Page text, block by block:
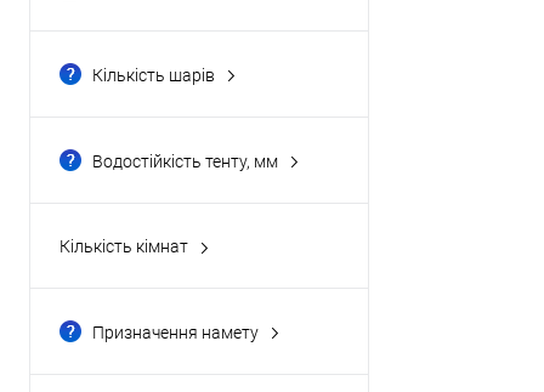
Кількість шарів
Водостійкість тенту, мм
Кількість кімнат
Призначення намету